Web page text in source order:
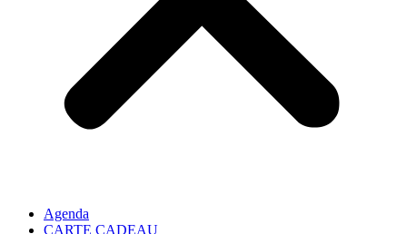
Agenda
CARTE CADEAU